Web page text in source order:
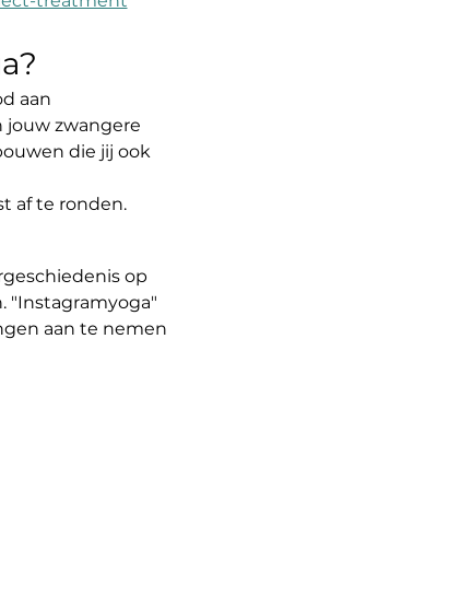
aan
jouw zwangere
die jij ook
af te ronden.
op
"Instagramyoga"
aan te nemen